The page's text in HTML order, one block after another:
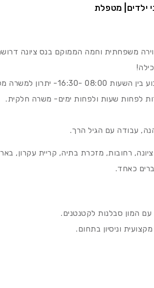
ילדים| מטפלת
משפחתית וחמה הממוקם בנס ציונה
לפחות שעות ולפחות ימים- משרה חלקית.
עבודה עם הגיל הרך.
רחובות, מזכרת בתיה, קריית עקרון,
כאחד.
עם המון סבלנות לקטנטנים.
וניסיון בתחום.